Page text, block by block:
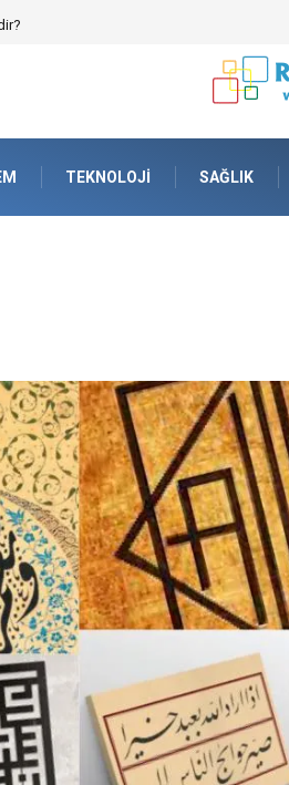
(Bitüm depolama tankı) ile Endüstriyel
TEKNOLOJI SAĞLIK